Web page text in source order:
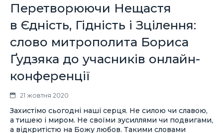
Перетворюючи Нещастя
в Єдність, Гідність і Зцілення:
слово митрополита Бориса
Ґудзяка до учасників онлайн-
конференції
21 жовтня 2020
Захистімо сьогодні наші серця. Не силою чи славою,
а тишею і миром. Не своїми зусиллями чи подвигами,
а відкритістю на Божу любов. Такими словами